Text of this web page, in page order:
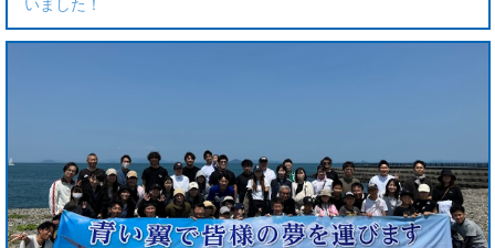
いました！